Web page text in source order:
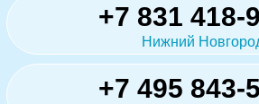
+7 831 418-
Нижний
+7 495 843-